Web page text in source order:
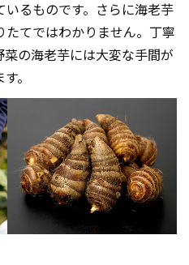
いるものです。さらに海老芋
たてではわかりません。丁寧
の海老芋には大変な手間が
。